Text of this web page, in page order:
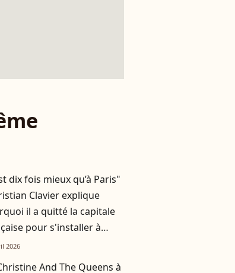
dix fois mieux qu’à Paris"
Clavier explique
il a quitté la capitale
pour s'installer à
2026
And The Queens à